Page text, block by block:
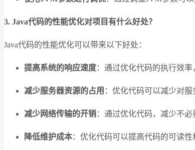
3. Java代码的性能优化对项目有什么好处？
Java代码的性能优化可以带来以下好处：
提高系统的响应速度：通过优化代码的执行效
减少服务器资源的占用 ：优化代码可以减少对
减少网络传输的开销：通过优化代码，减少不
降低维护成本：优化代码可以提高代码的可读